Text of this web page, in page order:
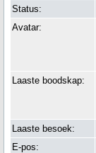
Status:
Avatar:
Laaste boodskap:
Laaste besoek:
E-pos: